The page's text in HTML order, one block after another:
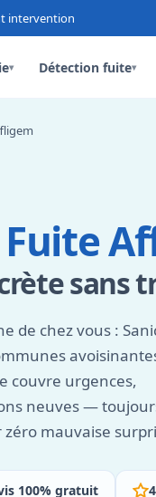
intervention
▾ Détection fuite▾
sans
de chez vous :
couvre urgences,
neuves —
mauvaise
100% gratuit